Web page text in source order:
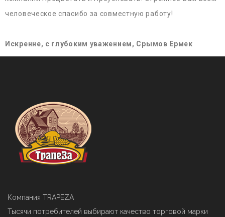
человеческое спасибо за совместную работу!
Искренне, с глубоким уважением, Срымов Ермек
Компания TRAPEZA
Тысячи потребителей выбирают качество торговой марки